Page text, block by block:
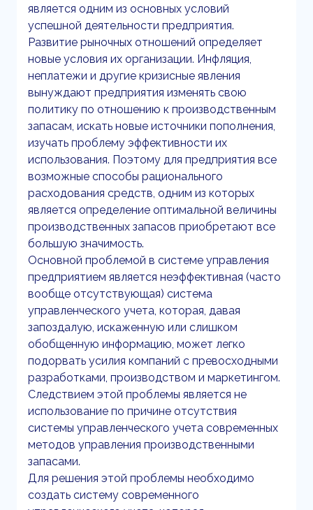
является одним из основных условий
успешной деятельности предприятия.
Развитие рыночных отношений определяет
новые условия их организации. Инфляция,
неплатежи и другие кризисные явления
вынуждают предприятия изменять свою
политику по отношению к производственным
запасам, искать новые источники пополнения,
изучать проблему эффективности их
использования. Поэтому для предприятия все
возможные способы рационального
расходования средств, одним из которых
является определение оптимальной величины
производственных запасов приобретают все
большую значимость.
Основной проблемой в системе управления
предприятием является неэффективная (часто
вообще отсутствующая) система
управленческого учета, которая, давая
запоздалую, искаженную или слишком
обобщенную информацию, может легко
подорвать усилия компаний с превосходными
разработками, производством и маркетингом.
Следствием этой проблемы является не
использование по причине отсутствия
системы управленческого учета современных
методов управления производственными
запасами.
Для решения этой проблемы необходимо
создать систему современного